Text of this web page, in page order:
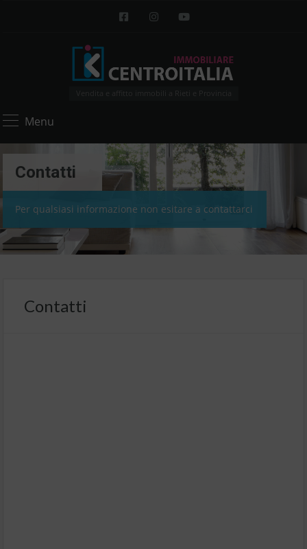
Vendita e affitto immobili a Rieti e Provincia
Menu
Contatti
Per qualsiasi informazione non esitare a contattarci
Contatti